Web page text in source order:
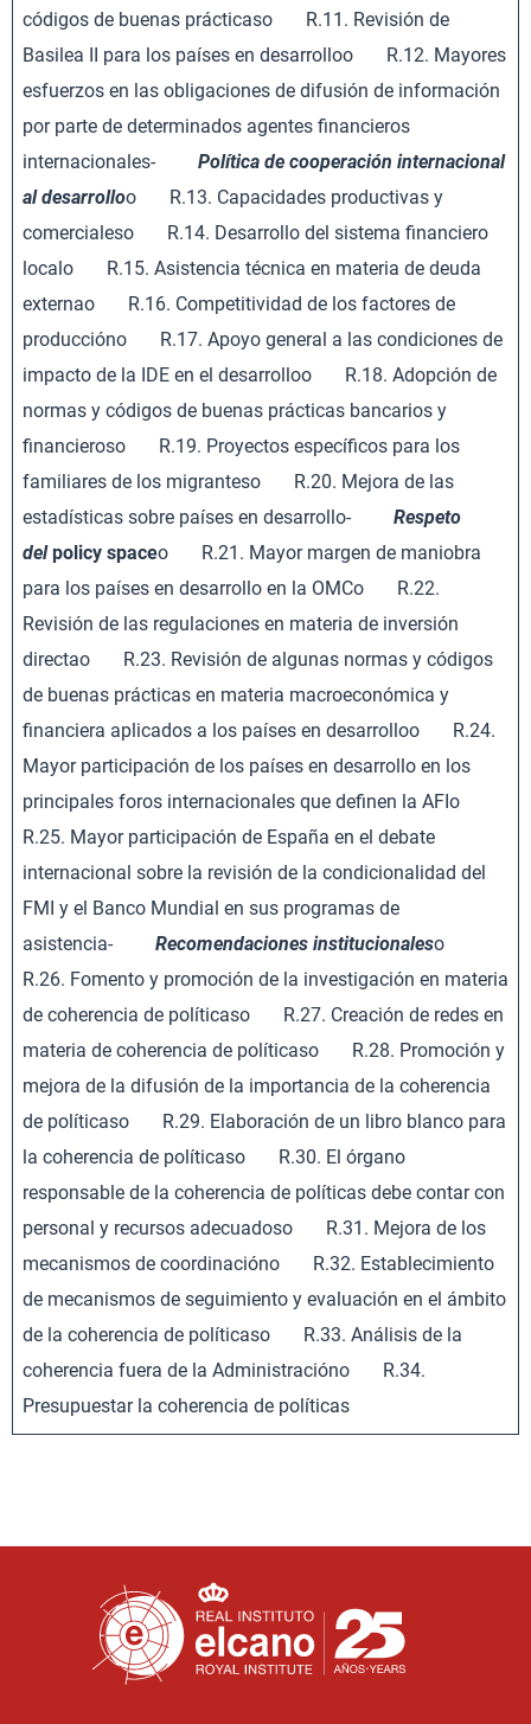
códigos de buenas prácticaso R.11. Revisión de
Basilea II para los países en desarrolloo R.12. Mayores
esfuerzos en las obligaciones de difusión de información
por parte de determinados agentes financieros
internacionales- Política de cooperación internacional
al desarrolloo R.13. Capacidades productivas y
comercialeso R.14. Desarrollo del sistema financiero
localo R.15. Asistencia técnica en materia de deuda
externao R.16. Competitividad de los factores de
produccióno R.17. Apoyo general a las condiciones de
impacto de la IDE en el desarrolloo R.18. Adopción de
normas y códigos de buenas prácticas bancarios y
financieroso R.19. Proyectos específicos para los
familiares de los migranteso R.20. Mejora de las
estadísticas sobre países en desarrollo- Respeto
delpolicy spaceo R.21. Mayor margen de maniobra
para los países en desarrollo en la OMCo R.22.
Revisión de las regulaciones en materia de inversión
directao R.23. Revisión de algunas normas y códigos
de buenas prácticas en materia macroeconómica y
financiera aplicados a los países en desarrolloo R.24.
Mayor participación de los países en desarrollo en los
principales foros internacionales que definen la AFIo
R.25. Mayor participación de España en el debate
internacional sobre la revisión de la condicionalidad del
FMI y el Banco Mundial en sus programas de
asistencia- Recomendaciones institucionaleso
R.26. Fomento y promoción de la investigación en materia
de coherencia de políticaso R.27. Creación de redes en
materia de coherencia de políticaso R.28. Promoción y
mejora de la difusión de la importancia de la coherencia
de políticaso R.29. Elaboración de un libro blanco para
la coherencia de políticaso R.30. El órgano
responsable de la coherencia de políticas debe contar con
personal y recursos adecuadoso R.31. Mejora de los
mecanismos de coordinacióno R.32. Establecimiento
de mecanismos de seguimiento y evaluación en el ámbito
de la coherencia de políticaso R.33. Análisis de la
coherencia fuera de la Administracióno R.34.
Presupuestar la coherencia de políticas